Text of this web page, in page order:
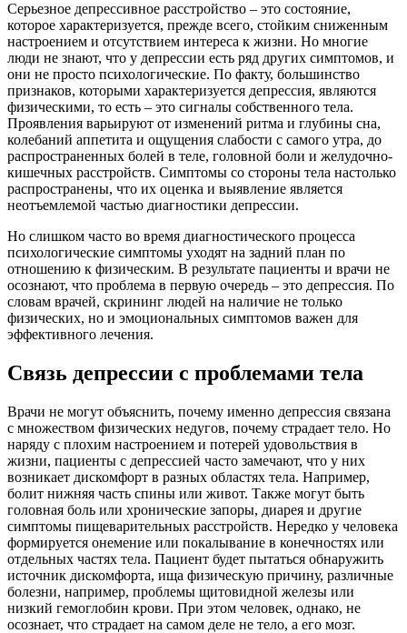
Серьезное депрессивное расстройство – это состояние,
которое характеризуется, прежде всего, стойким сниженным
настроением и отсутствием интереса к жизни. Но многие
люди не знают, что у депрессии есть ряд других симптомов, и
они не просто психологические. По факту, большинство
признаков, которыми характеризуется депрессия, являются
физическими, то есть – это сигналы собственного тела.
Проявления варьируют от изменений ритма и глубины сна,
колебаний аппетита и ощущения слабости с самого утра, до
распространенных болей в теле, головной боли и желудочно-
кишечных расстройств. Симптомы со стороны тела настолько
распространены, что их оценка и выявление является
неотъемлемой частью диагностики депрессии.
Но слишком часто во время диагностического процесса
психологические симптомы уходят на задний план по
отношению к физическим. В результате пациенты и врачи не
осознают, что проблема в первую очередь – это депрессия. По
словам врачей, скрининг людей на наличие не только
физических, но и эмоциональных симптомов важен для
эффективного лечения.
Связь депрессии с проблемами тела
Врачи не могут объяснить, почему именно депрессия связана
с множеством физических недугов, почему страдает тело. Но
наряду с плохим настроением и потерей удовольствия в
жизни, пациенты с депрессией часто замечают, что у них
возникает дискомфорт в разных областях тела. Например,
болит нижняя часть спины или живот. Также могут быть
головная боль или хронические запоры, диарея и другие
симптомы пищеварительных расстройств. Нередко у человека
формируется онемение или покалывание в конечностях или
отдельных частях тела. Пациент будет пытаться обнаружить
источник дискомфорта, ища физическую причину, различные
болезни, например, проблемы щитовидной железы или
низкий гемоглобин крови. При этом человек, однако, не
осознает, что страдает на самом деле не тело, а его мозг.